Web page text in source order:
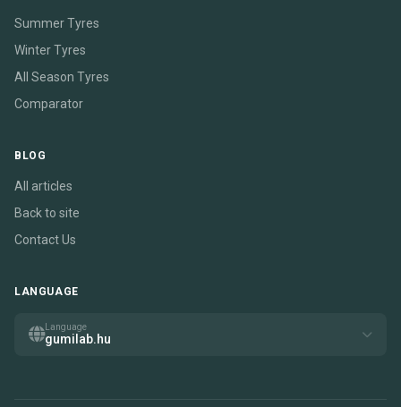
Summer Tyres
Winter Tyres
All Season Tyres
Comparator
BLOG
All articles
Back to site
Contact Us
LANGUAGE
Language
gumilab.hu